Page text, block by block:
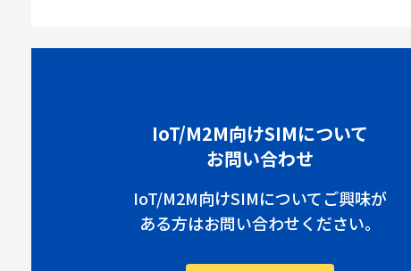
IoT/M2M向けSIMについて
お問い合わせ
IoT/M2M向けSIMについてご興味が
ある方はお問い合わせください。